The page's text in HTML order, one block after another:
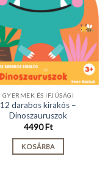
GYERMEK ÉS IFJÚSÁGI
12 darabos kirakós –
Dinoszauruszok
4490Ft
KOSÁRBA